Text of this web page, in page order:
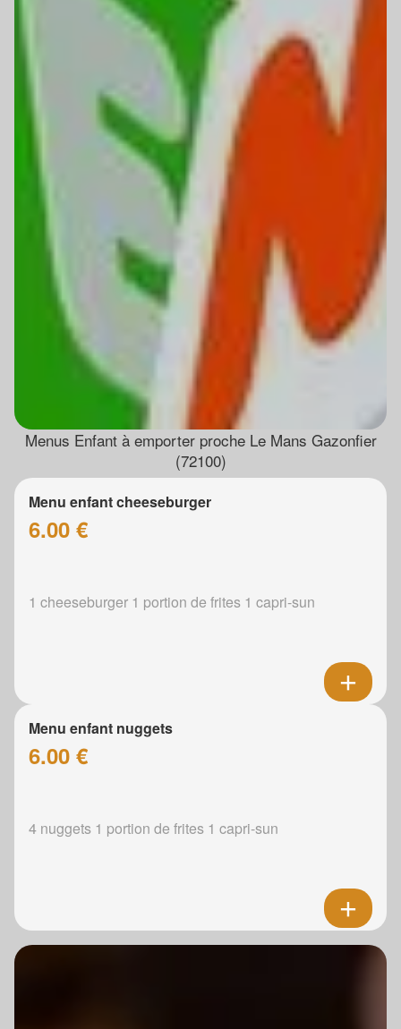
Menus Enfant à emporter proche Le Mans Gazonfier
(72100)
Menu enfant cheeseburger
6.00 €
1 cheeseburger 1 portion de frites 1 capri-sun
Menu enfant nuggets
6.00 €
4 nuggets 1 portion de frites 1 capri-sun